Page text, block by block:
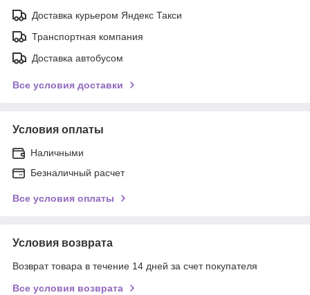
Доставка курьером Яндекс Такси
Транспортная компания
Доставка автобусом
Все условия доставки
Условия оплаты
Наличными
Безналичный расчет
Все условия оплаты
Условия возврата
Возврат товара в течение 14 дней за счет покупателя
Все условия возврата